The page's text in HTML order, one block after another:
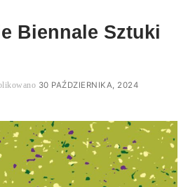
Biennale Sztuki
30 PAŹDZIERNIKA, 2024